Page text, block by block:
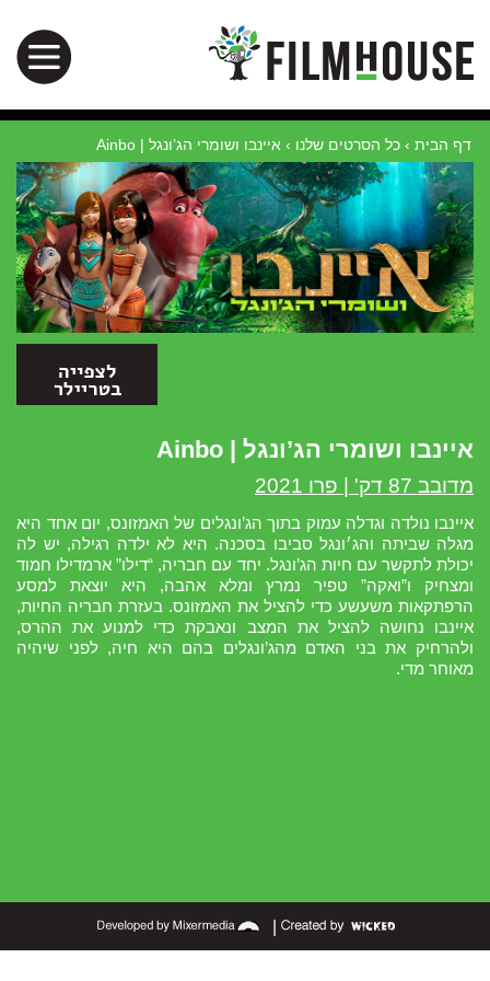
דף הבית › כל הסרטים שלנו › איינבו ושומרי הג’ונגל | Ainbo
איינבו ושומרי הג’ונגל | Ainbo
מדובב 87 דק' | פרו 2021
איינבו נולדה וגדלה עמוק בתוך הג’ונגלים של האמזונס, יום אחד היא
מגלה שביתה והג׳ונגל סביבו בסכנה. היא לא ילדה רגילה, יש לה
יכולת לתקשר עם חיות הג’ונגל. יחד עם חבריה, “דילו” ארמדילו חמוד
ומצחיק ו”ואקה” טפיר נמרץ ומלא אהבה, היא יוצאת למסע
הרפתקאות משעשע כדי להציל את האמזונס. בעזרת חבריה החיות,
איינבו נחושה להציל את המצב ונאבקת כדי למנוע את ההרס,
ולהרחיק את בני האדם מהג’ונגלים בהם היא חיה, לפני שיהיה
מאוחר מדי.